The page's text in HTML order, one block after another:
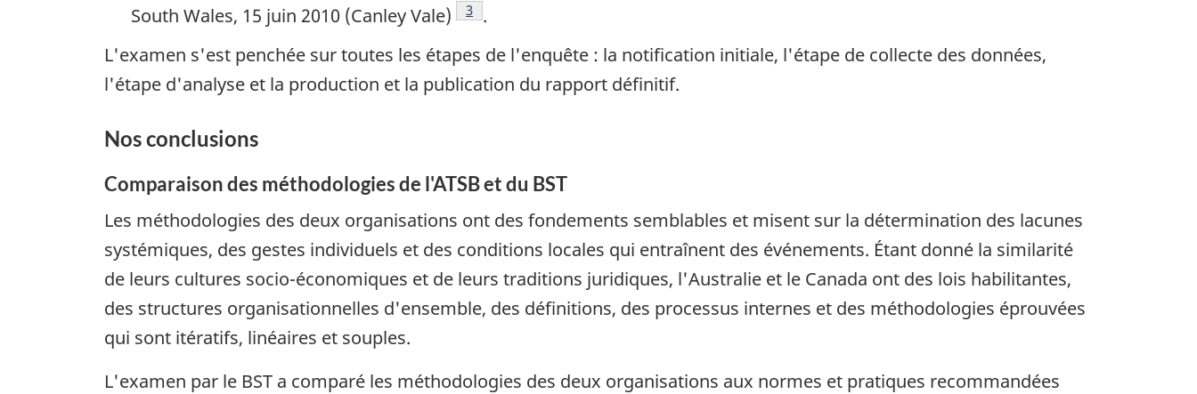
South Wales, 15 juin 2010 (Canley Vale)
Note de bas de page
3 .
L'examen s'est penchée sur toutes les étapes de l'enquête : la notification initiale, l'étape de collecte des données,
l'étape d'analyse et la production et la publication du rapport définitif.
Nos conclusions
Comparaison des méthodologies de l'ATSB et du BST
Les méthodologies des deux organisations ont des fondements semblables et misent sur la détermination des lacunes
systémiques, des gestes individuels et des conditions locales qui entraînent des événements. Étant donné la similarité
de leurs cultures socio-économiques et de leurs traditions juridiques, l'Australie et le Canada ont des lois habilitantes,
des structures organisationnelles d'ensemble, des définitions, des processus internes et des méthodologies éprouvées
qui sont itératifs, linéaires et souples.
L'examen par le BST a comparé les méthodologies des deux organisations aux normes et pratiques recommandées